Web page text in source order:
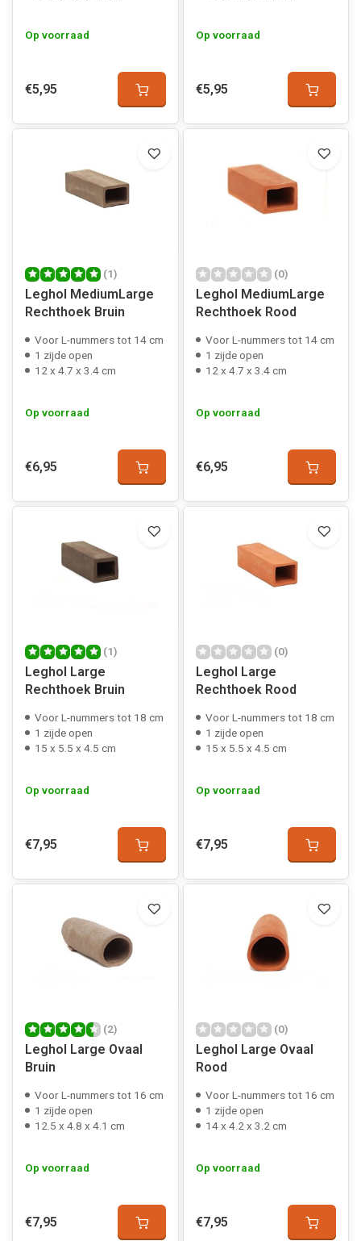
Op voorraad
€5,95
Op voorraad
€5,95
(1)
Leghol MediumLarge
Rechthoek Bruin
Voor L-nummers tot 14 cm
1 zijde open
12 x 4.7 x 3.4 cm
Op voorraad
€6,95
(0)
Leghol MediumLarge
Rechthoek Rood
Voor L-nummers tot 14 cm
1 zijde open
12 x 4.7 x 3.4 cm
Op voorraad
€6,95
(1)
Leghol Large
Rechthoek Bruin
Voor L-nummers tot 18 cm
1 zijde open
15 x 5.5 x 4.5 cm
Op voorraad
€7,95
(0)
Leghol Large
Rechthoek Rood
Voor L-nummers tot 18 cm
1 zijde open
15 x 5.5 x 4.5 cm
Op voorraad
€7,95
(2)
Leghol Large Ovaal
Bruin
Voor L-nummers tot 16 cm
1 zijde open
12.5 x 4.8 x 4.1 cm
Op voorraad
€7,95
(0)
Leghol Large Ovaal
Rood
Voor L-nummers tot 16 cm
1 zijde open
14 x 4.2 x 3.2 cm
Op voorraad
€7,95